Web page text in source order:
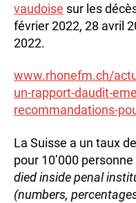
vaudoise sur les
février 2022, 28 avril
2022.
www.rhonefm.ch/
un-rapport-daudit-
recommandations-
La Suisse a un taux
pour 10’000
died inside penal
(numbers,